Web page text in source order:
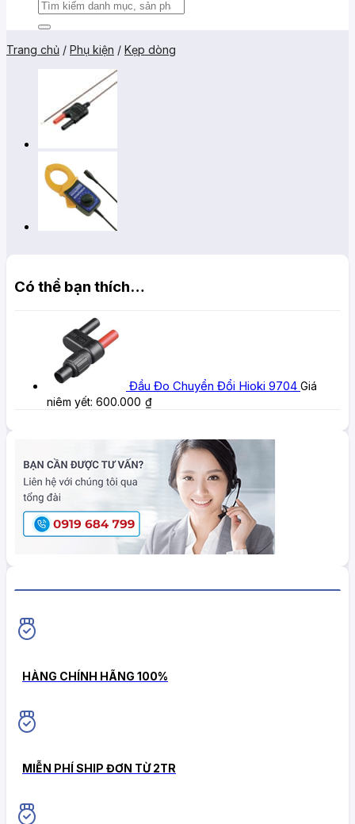
Trang chủ / Phụ kiện / Kẹp dòng
Có thể bạn thích…
Đầu Đo Chuyển Đổi Hioki 9704 Giá
niêm yết: 600.000 ₫
HÀNG CHÍNH HÃNG 100%
MIỄN PHÍ SHIP ĐƠN TỪ 2TR